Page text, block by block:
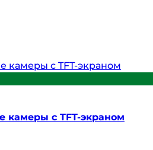
камеры с TFT-экраном